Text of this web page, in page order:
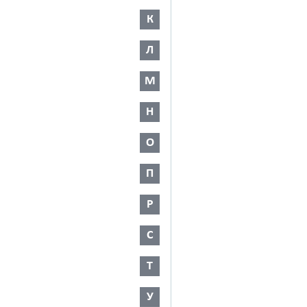
К
Л
М
Н
О
П
Р
С
Т
У